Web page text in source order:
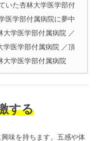
いた杏林大学医学部付
医学部付属病院に夢中
大学医学部付属病院 ／
学医学部付属病院 ／頂
大学医学部付属病院
する
味を持ちます。五感や体